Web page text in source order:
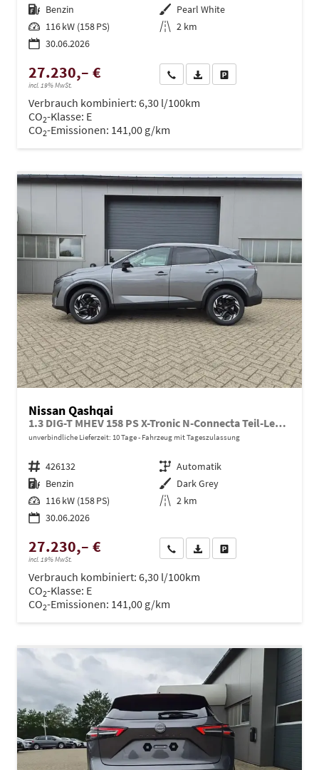
Kraftstoff Benzin Außenfarbe Pearl White
Leistung 116 kW (158 PS) Kilometerstand 2 km
30.06.2026
27.230,– €
incl. 19% MwSt.
Wir rufen Sie anPDF-Datei, Fahrzeugexposé
Verbrauch kombiniert: 6,30 l/100km
CO2-Klasse: E
CO2-Emissionen: 141,00 g/km
Nissan Qashqai
1.3 DIG-T MHEV 158 PS X-Tronic N-Connecta Teil-Leder PanoGlasdach Klimaautomatik Sitzheizung Lenkradheizung Navi ACC PDC v+h 360°Kamera DAB Bluetooth Touchscreen Apple CarPlay Android Auto 18"LM
unverbindliche Lieferzeit: 10 Tage Fahrzeug mit Tageszulassung
Fahrzeugnr. 426132 Getriebe Automatik
Kraftstoff Benzin Außenfarbe Dark Grey
Leistung 116 kW (158 PS) Kilometerstand 2 km
30.06.2026
27.230,– €
incl. 19% MwSt.
Wir rufen Sie anPDF-Datei, Fahrzeugexposé
Verbrauch kombiniert: 6,30 l/100km
CO2-Klasse: E
CO2-Emissionen: 141,00 g/km